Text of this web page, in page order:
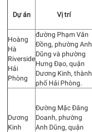
Dự án Vị trí
Hoàng
Hà
Riverside
Hải
Phòng
đường Phạm Văn
Đồng, phường Anh
Dũng và phường
Hưng Đạo, quận
Dương Kinh, thành
phố Hải Phòng.
Dương
Kinh
Đường Mặc Đăng
Doanh, phường
Anh Dũng, quận